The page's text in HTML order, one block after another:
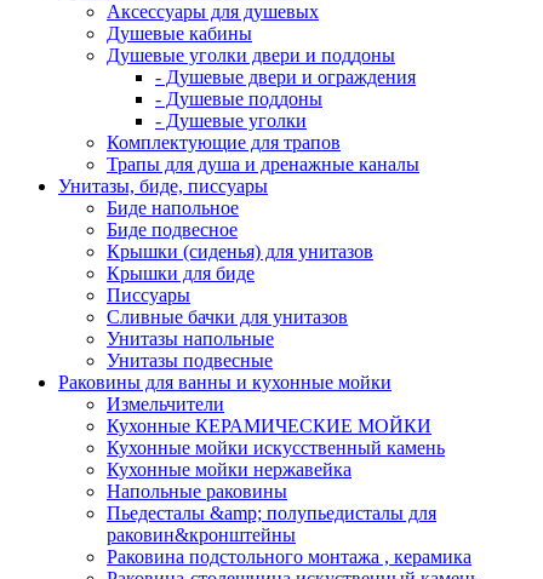
Аксессуары для душевых
Душевые кабины
Душевые уголки двери и поддоны
- Душевые двери и ограждения
- Душевые поддоны
- Душевые уголки
Комплектующие для трапов
Трапы для душа и дренажные каналы
Унитазы, биде, писсуары
Биде напольное
Биде подвесное
Крышки (сиденья) для унитазов
Крышки для биде
Писсуары
Сливные бачки для унитазов
Унитазы напольные
Унитазы подвесные
Раковины для ванны и кухонные мойки
Измельчители
Кухонные КЕРАМИЧЕСКИЕ МОЙКИ
Кухонные мойки искусственный камень
Кухонные мойки нержавейка
Напольные раковины
Пьедесталы &amp; полупьедисталы для
раковин&кронштейны
Раковина подстольного монтажа , керамика